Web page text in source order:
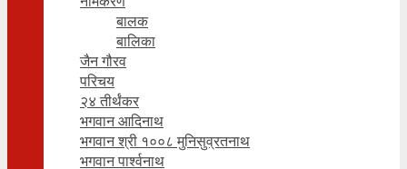
बालक
बालिका
जैन गौरव
परिचय
२४ तीर्थंकर
भगवान आदिनाथ
भगवान श्री १००८ मुनिसुव्रतनाथ
भगवान पार्श्वनाथ